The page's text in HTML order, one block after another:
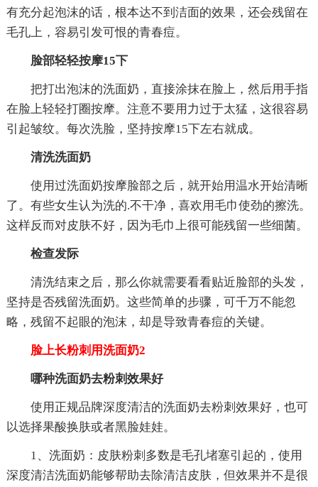
有充分起泡沫的话，根本达不到洁面的效果，还会残留在
毛孔上，容易引发可恨的青春痘。
脸部轻轻按摩15下
把打出泡沫的洗面奶，直接涂抹在脸上，然后用手指
在脸上轻轻打圈按摩。注意不要用力过于太猛，这很容易
引起皱纹。每次洗脸，坚持按摩15下左右就成。
清洗洗面奶
使用过洗面奶按摩脸部之后，就开始用温水开始清晰
了。有些女生认为洗的.不干净，喜欢用毛巾使劲的擦洗。
这样反而对皮肤不好，因为毛巾上很可能残留一些细菌。
检查发际
清洗结束之后，那么你就需要看看贴近脸部的头发，
坚持是否残留洗面奶。这些简单的步骤，可千万不能忽
略，残留不起眼的泡沫，却是导致青春痘的关键。
脸上长粉刺用洗面奶2
哪种洗面奶去粉刺效果好
使用正规品牌深度清洁的洗面奶去粉刺效果好，也可
以选择果酸换肤或者黑脸娃娃。
1、洗面奶：皮肤粉刺多数是毛孔堵塞引起的，使用
深度清洁洗面奶能够帮助去除清洁皮肤，但效果并不是很